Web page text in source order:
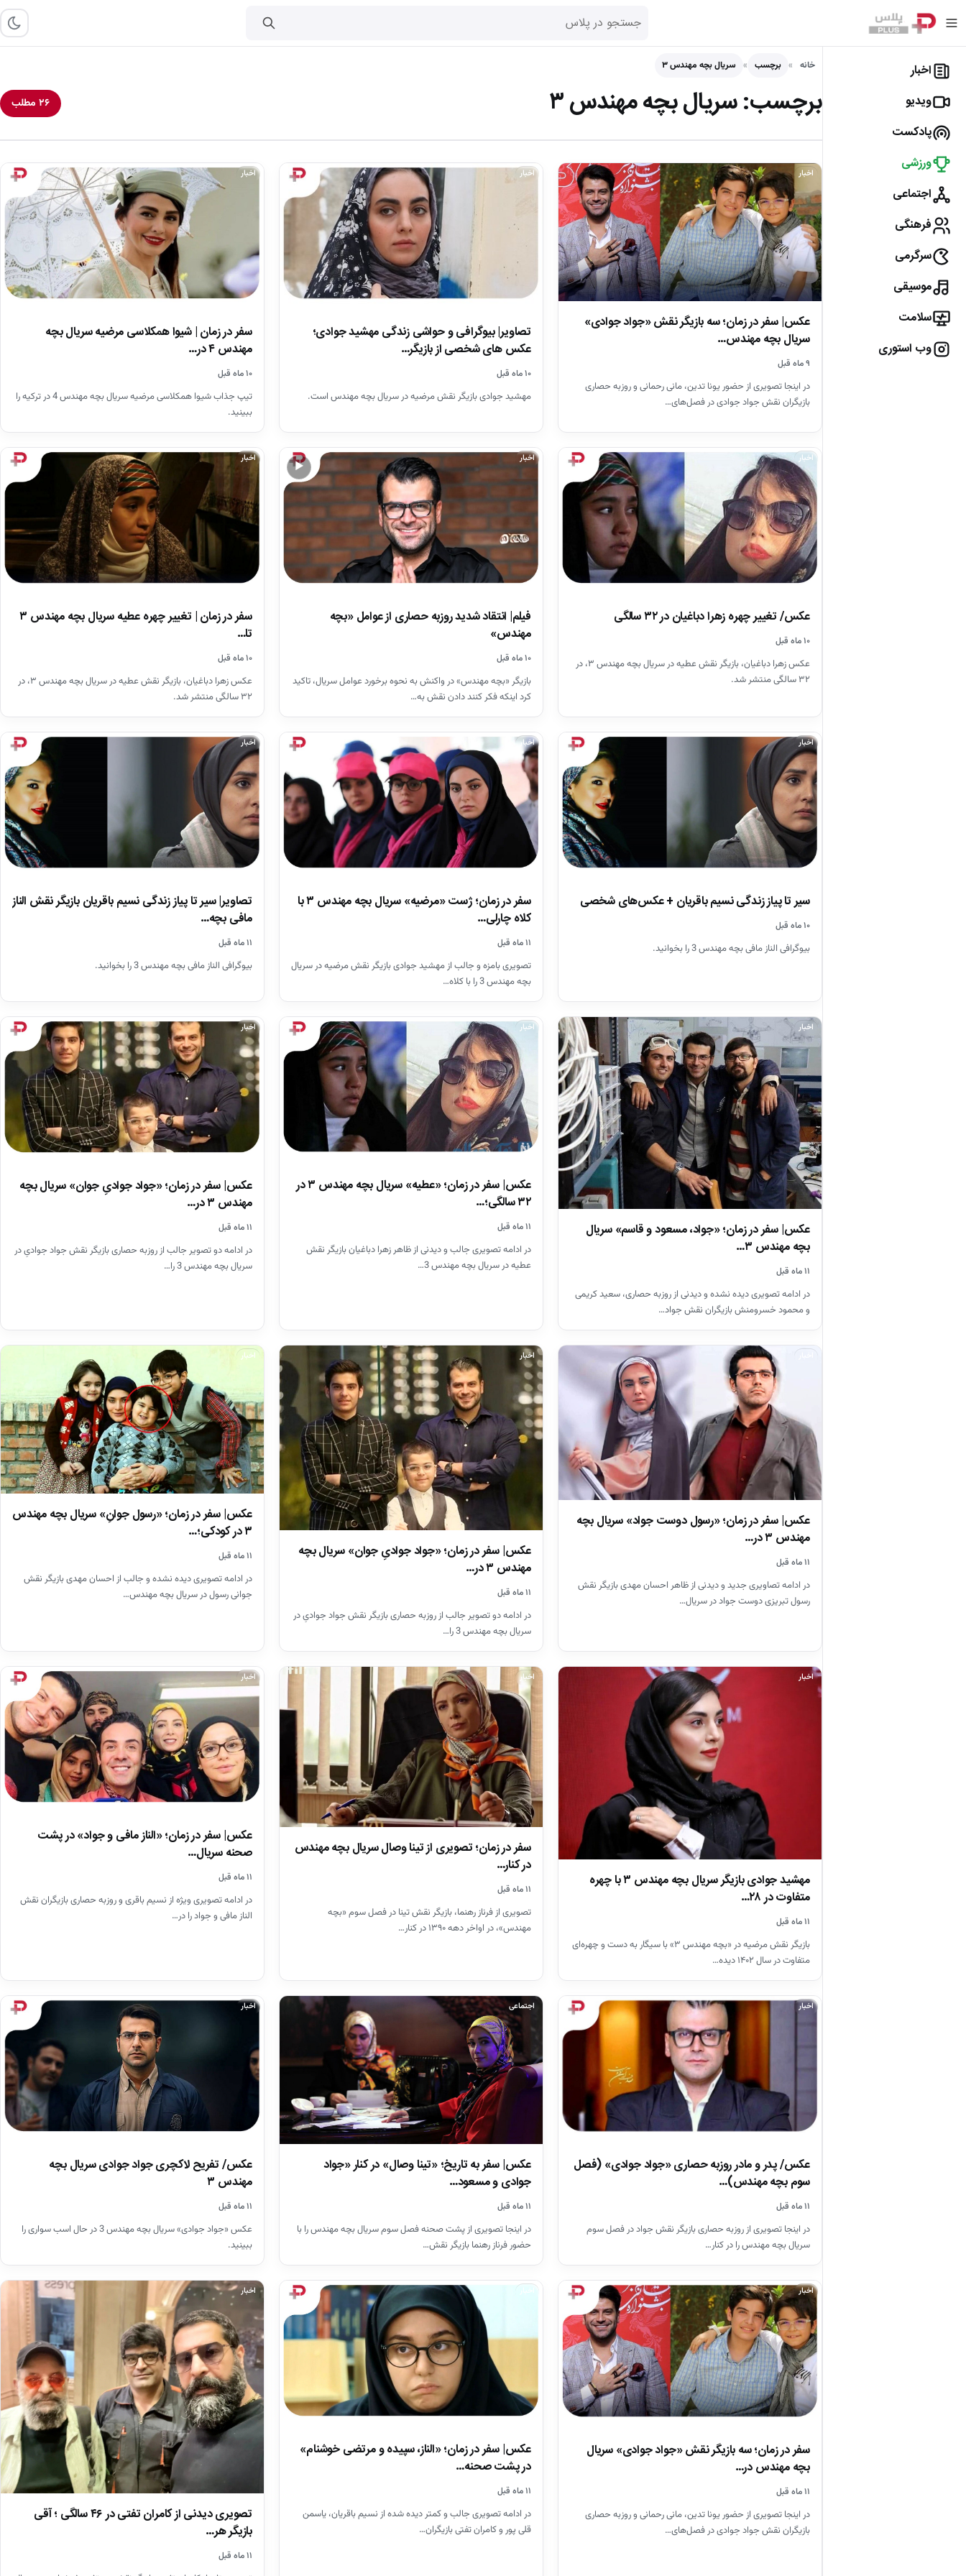
اخبار
ویدیو
پادکست
ورزشی
اجتماعی
فرهنگی
سرگرمی
موسیقی
سلامت
وب استوری
خانه برچسب سریال بچه مهندس ۳
برچسب:سریال بچه مهندس ۳ ۲۶ مطلب
اخبار
عکس| سفر در زمان؛ سه بازیگر نقش «جواد جوادی»
سریال بچه مهندس…
۹ ماه قبل
در اینجا تصویری از حضور یونا تدین، مانی رحمانی و روزبه حصاری
بازیگران نقش جواد جوادی در فصل‌های…
اخبار
تصاویر| بیوگرافی و حواشی زندگی مهشید جوادی؛
عکس های شخصی از بازیگر…
۱۰ ماه قبل
مهشید جوادی بازیگر نقش مرضیه در سریال بچه مهندس است.
اخبار
سفر در زمان | شیوا همکلاسی مرضیه سریال بچه
مهندس ۴ در…
۱۰ ماه قبل
تیپ جذاب شیوا همکلاسی مرضیه سریال بچه مهندس 4 در ترکیه را
ببینید.
اخبار
عکس/ تغییر چهره زهرا دباغیان در ۳۲ سالگی
۱۰ ماه قبل
عکس زهرا دباغیان، بازیگر نقش عطیه در سریال بچه مهندس ۳، در
۳۲ سالگی منتشر شد.
▶
اخبار
فیلم| انتقاد شدید روزبه حصاری از عوامل «بچه
مهندس»
۱۰ ماه قبل
بازیگر «بچه مهندس» در واکنش به نحوه برخورد عوامل سریال، تاکید
کرد اینکه فکر کنند دادن نقش به…
اخبار
سفر در زمان | تغییر چهره عطیه سریال بچه مهندس ۳
تا…
۱۰ ماه قبل
عکس زهرا دباغیان، بازیگر نقش عطیه در سریال بچه مهندس ۳، در
۳۲ سالگی منتشر شد.
اخبار
سیر تا پیاز زندگی نسیم باقریان + عکس‌های شخصی
۱۰ ماه قبل
بیوگرافی الناز مافی بچه مهندس 3 را بخوانید.
اخبار
سفر در زمان؛ ژست «مرضیه» سریال بچه مهندس ۳ با
کلاه چارلی…
۱۱ ماه قبل
تصویری بامزه و جالب از مهشید جوادی بازیگر نقش مرضیه در سریال
بچه مهندس 3 را با کلاه…
اخبار
تصاویر| سیر تا پیاز زندگی نسیم باقریان بازیگر نقش الناز
مافی بچه…
۱۱ ماه قبل
بیوگرافی الناز مافی بچه مهندس 3 را بخوانید.
اخبار
عکس| سفر در زمان؛ «جواد، مسعود و قاسم» سریال
بچه مهندس ۳…
۱۱ ماه قبل
در ادامه تصویری دیده نشده و دیدنی از روزبه حصاری، سعید کریمی
و محمود خسرومنش بازیگران نقش جواد…
اخبار
عکس| سفر در زمان؛ «عطیه» سریال بچه مهندس ۳ در
۳۲ سالگی؛…
۱۱ ماه قبل
در ادامه تصویری جالب و دیدنی از ظاهر زهرا دباغیان بازیگر نقش
عطیه در سریال بچه مهندس 3…
اخبار
عکس| سفر در زمان؛ «جواد جوادیِ جوان» سریال بچه
مهندس ۳ در…
۱۱ ماه قبل
در ادامه دو تصویر جالب از روزبه حصاری بازیگر نقش جواد جوادیِ در
سریال بچه مهندس 3 را…
عکس| سفر در زمان؛ «رسول دوست جواد» سریال بچه
مهندس ۳ در…
۱۱ ماه قبل
در ادامه تصاویری جدید و دیدنی از ظاهر احسان مهدی بازیگر نقش
رسول تبریزی دوست جواد در سریال…
اخبار
عکس| سفر در زمان؛ «جواد جوادیِ جوان» سریال بچه
مهندس ۳ در…
۱۱ ماه قبل
در ادامه دو تصویر جالب از روزبه حصاری بازیگر نقش جواد جوادیِ در
سریال بچه مهندس 3 را…
اخبار
عکس| سفر در زمان؛ «رسول جوانِ» سریال بچه مهندس
۳ در کودکی؛…
۱۱ ماه قبل
در ادامه تصویری دیده نشده و جالب از احسان مهدی بازیگر نقش
جوانی رسول در سریال بچه مهندس…
اخبار
مهشید جوادی بازیگر سریال بچه مهندس ۳ با چهره
متفاوت در ۲۸…
۱۱ ماه قبل
بازیگر نقش مرضیه در «بچه مهندس ۳» با سیگار به دست و چهره‌ای
متفاوت در سال ۱۴۰۲ دیده…
اخبار
سفر در زمان؛ تصویری از تینا وصال سریال بچه مهندس
در کنار…
۱۱ ماه قبل
تصویری از فرناز رهنما، بازیگر نقش تینا در فصل سوم «بچه
مهندس»، در اواخر دهه ۱۳۹۰ در کنار…
اخبار
عکس| سفر در زمان؛ «الناز مافی و جواد» در پشت
صحنه سریال…
۱۱ ماه قبل
در ادامه تصویری ویژه از نسیم باقری و روزبه حصاری بازیگران نقش
الناز مافی و جواد را در…
اخبار
عکس/ پدر و مادر روزبه حصاری «جواد جوادی» (فصل
سوم بچه مهندس)…
۱۱ ماه قبل
در اینجا تصویری از روزبه حصاری بازیگر نقش جواد در فصل سوم
سریال بچه مهندس را در کنار…
اجتماعی
عکس| سفر به تاریخ؛ «تینا وصال» در کنار «جواد
جوادی و مسعود…
۱۱ ماه قبل
در اینجا تصویری از پشت صحنه فصل سوم سریال بچه مهندس را با
حضور فرناز رهنما بازیگر نقش…
اخبار
عکس/ تفریح لاکچری جواد جوادی سریال بچه
مهندس ۳
۱۱ ماه قبل
عکس «جواد جوادی» سریال بچه مهندس 3 در حال اسب سواری را
ببینید.
اخبار
سفر در زمان؛ سه بازیگر نقش «جواد جوادی» سریال
بچه مهندس در…
۱۱ ماه قبل
در اینجا تصویری از حضور یونا تدین، مانی رحمانی و روزبه حصاری
بازیگران نقش جواد جوادی در فصل‌های…
اخبار
عکس| سفر در زمان؛ «الناز، سپیده و مرتضی خوشنام»
در پشت صحنه…
۱۱ ماه قبل
در ادامه تصویری جالب و کمتر دیده شده از نسیم باقریان، یاسمن
قلی پور و کامران تفتی بازیگران…
اخبار
تصویری دیدنی از کامران تفتی در ۴۶ سالگی ؛ آقی
بازیگر هر…
۱۱ ماه قبل